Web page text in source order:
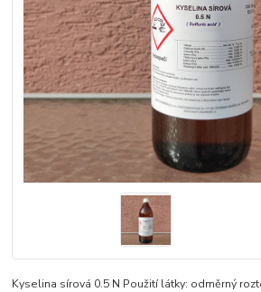
Kyselina sírová 0.5 N Použití látky: odměrný